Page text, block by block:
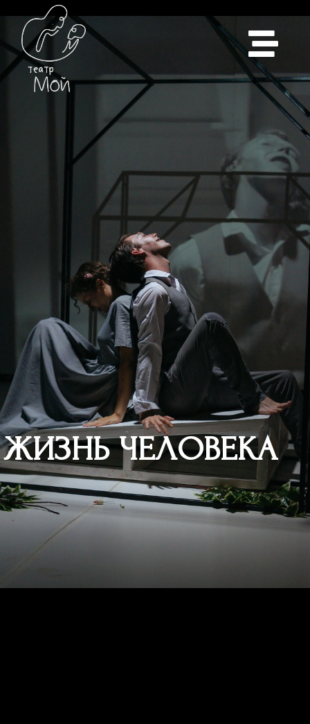
ЖИЗНЬ ЧЕЛОВЕКА
АКТЕРСКАЯ ШКОЛА
СПЕКТАКЛИ
АРЕНДА ПЛОЩАДКИ
БЕССМЕРТНЫЙ
ПОЛК В ПИСЬМАХ И
КОНТАКТЫ
ПРАВИЛА ПОСЕЩЕНИЯ
+7 (995) 195-61-65 (КАССА)